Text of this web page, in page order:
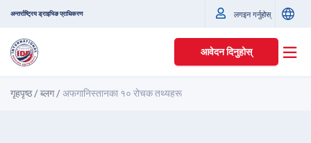
अन्तर्राष्ट्रिय ड्राइभिङ प्राधिकरण लगइन गर्नुहोस्
आवेदन दिनुहोस्
गृहपृष्ठ/ब्लग/अफगानिस्तानका १० रोचक तथ्यहरू